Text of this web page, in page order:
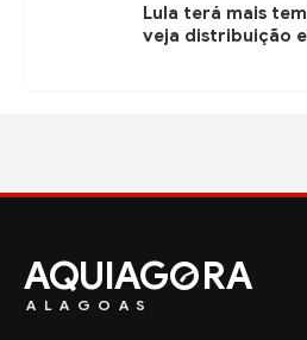
Lula terá mais
veja distribuição
AQUIAG RA
ALAGOAS